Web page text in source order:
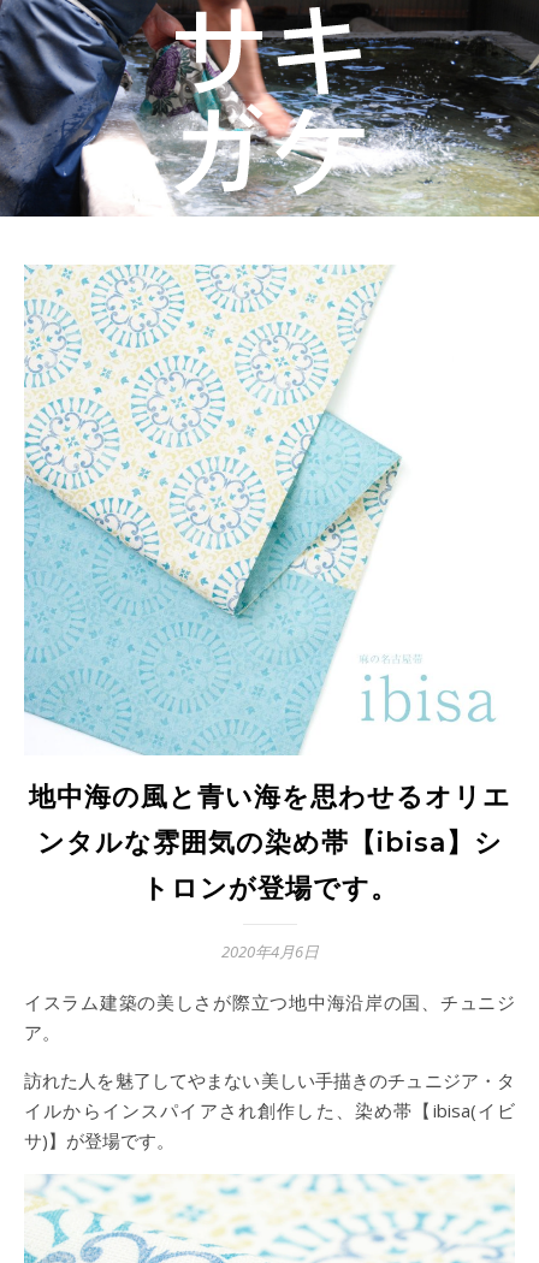
地中海の風と青い海を思わせるオリエ
ンタルな雰囲気の染め帯【ibisa】シ
トロンが登場です。
2020年4月6日
イスラム建築の美しさが際立つ地中海沿岸の国、チュニジ
ア。
訪れた人を魅了してやまない美しい手描きのチュニジア・タ
イルからインスパイアされ創作した、染め帯【ibisa(イビ
サ)】が登場です。